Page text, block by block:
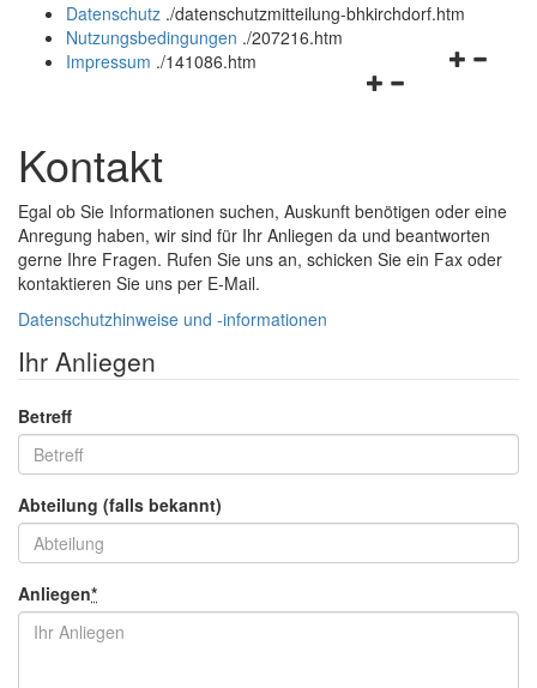
und
schließen
Datenschutz ./datenschutzmitteilung-bhkirchdorf.htm
Nutzungsbedingungen ./207216.htm
Navigationsmenü
Impressum ./141086.htm
Kontakt
Egal ob Sie Informationen suchen, Auskunft benötigen oder eine
Anregung haben, wir sind für Ihr Anliegen da und beantworten
gerne Ihre Fragen. Rufen Sie uns an, schicken Sie ein Fax oder
kontaktieren Sie uns per E-Mail.
Datenschutzhinweise und -informationen
Ihr Anliegen
Betreff
Abteilung (falls bekannt)
Anliegen*